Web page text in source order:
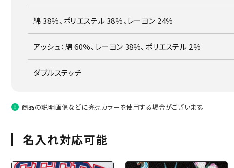
綿 38％、ポリエステル 38％、レーヨン 24％
アッシュ：綿 60％、レーヨン 38％、ポリエステル 2％
ダブルステッチ
商品の説明画像などに完売カラーを使用する場合がございます。
名入れ対応可能